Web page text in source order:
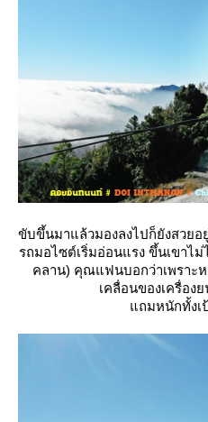
ขับขึ้นมาแล้วมองลงไปก็ยังสวย
รถมอไซต์เริ่มอ่อนแรง ขึ้นเขาไ
คลาน) คุณแฟนบอกว่าเพราะ
เคลื่อนของเครื่อง
ถมหนักทั้งเ